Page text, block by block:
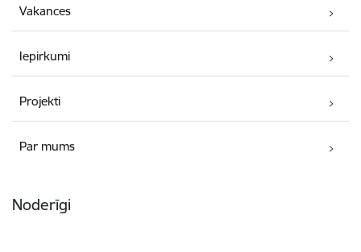
Vakances
Iepirkumi
Projekti
Par mums
Noderīgi